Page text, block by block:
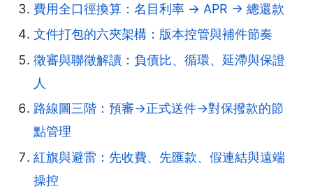
費用全口徑換算：名目利率 → APR → 總還款
文件打包的六夾架構：版本控管與補件節奏
徵審與聯徵解讀：負債比、循環、延滯與保證
人
路線圖三階：預審→正式送件→對保撥款的節
點管理
紅旗與避雷：先收費、先匯款、假連結與遠端
操控